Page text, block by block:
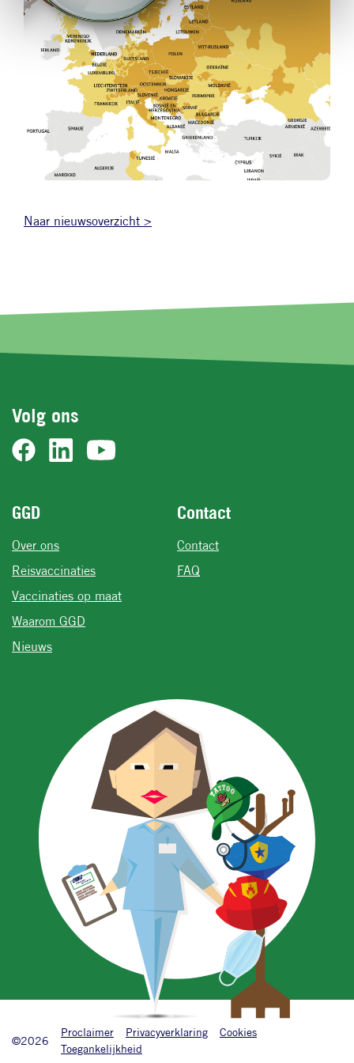
Naar nieuwsoverzicht >
Volg ons
Voet
GGD
Over ons
Reisvaccinaties
Vaccinaties op maat
Waarom GGD
Nieuws
Contact
Contact
FAQ
©2026 Onderkant footer
Proclaimer Privacyverklaring
Cookies
Toegankelijkheid